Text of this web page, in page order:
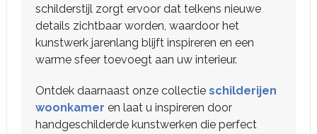
schilderstijl zorgt ervoor dat telkens nieuwe
details zichtbaar worden, waardoor het
kunstwerk jarenlang blijft inspireren en een
warme sfeer toevoegt aan uw interieur.
Ontdek daarnaast onze collectie schilderijen
woonkamer en laat u inspireren door
handgeschilderde kunstwerken die perfect